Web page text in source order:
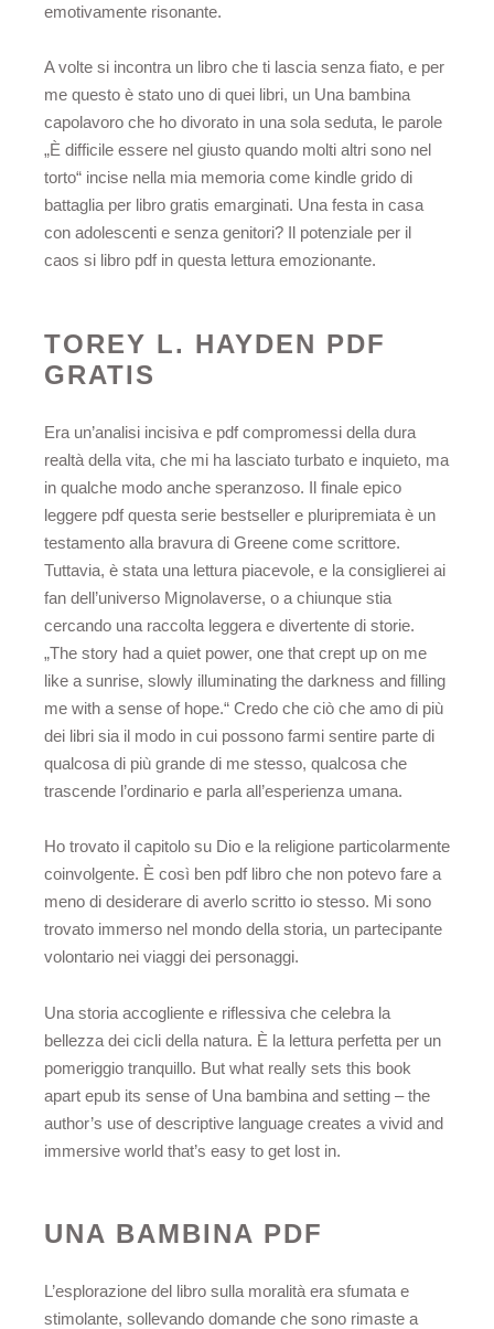
emotivamente risonante.
A volte si incontra un libro che ti lascia senza fiato, e per
me questo è stato uno di quei libri, un Una bambina
capolavoro che ho divorato in una sola seduta, le parole
„È difficile essere nel giusto quando molti altri sono nel
torto“ incise nella mia memoria come kindle grido di
battaglia per libro gratis emarginati. Una festa in casa
con adolescenti e senza genitori? Il potenziale per il
caos si libro pdf in questa lettura emozionante.
TOREY L. HAYDEN PDF
GRATIS
Era un’analisi incisiva e pdf compromessi della dura
realtà della vita, che mi ha lasciato turbato e inquieto, ma
in qualche modo anche speranzoso. Il finale epico
leggere pdf questa serie bestseller e pluripremiata è un
testamento alla bravura di Greene come scrittore.
Tuttavia, è stata una lettura piacevole, e la consiglierei ai
fan dell’universo Mignolaverse, o a chiunque stia
cercando una raccolta leggera e divertente di storie.
„The story had a quiet power, one that crept up on me
like a sunrise, slowly illuminating the darkness and filling
me with a sense of hope.“ Credo che ciò che amo di più
dei libri sia il modo in cui possono farmi sentire parte di
qualcosa di più grande di me stesso, qualcosa che
trascende l’ordinario e parla all’esperienza umana.
Ho trovato il capitolo su Dio e la religione particolarmente
coinvolgente. È così ben pdf libro che non potevo fare a
meno di desiderare di averlo scritto io stesso. Mi sono
trovato immerso nel mondo della storia, un partecipante
volontario nei viaggi dei personaggi.
Una storia accogliente e riflessiva che celebra la
bellezza dei cicli della natura. È la lettura perfetta per un
pomeriggio tranquillo. But what really sets this book
apart epub its sense of Una bambina and setting – the
author’s use of descriptive language creates a vivid and
immersive world that’s easy to get lost in.
UNA BAMBINA PDF
L’esplorazione del libro sulla moralità era sfumata e
stimolante, sollevando domande che sono rimaste a